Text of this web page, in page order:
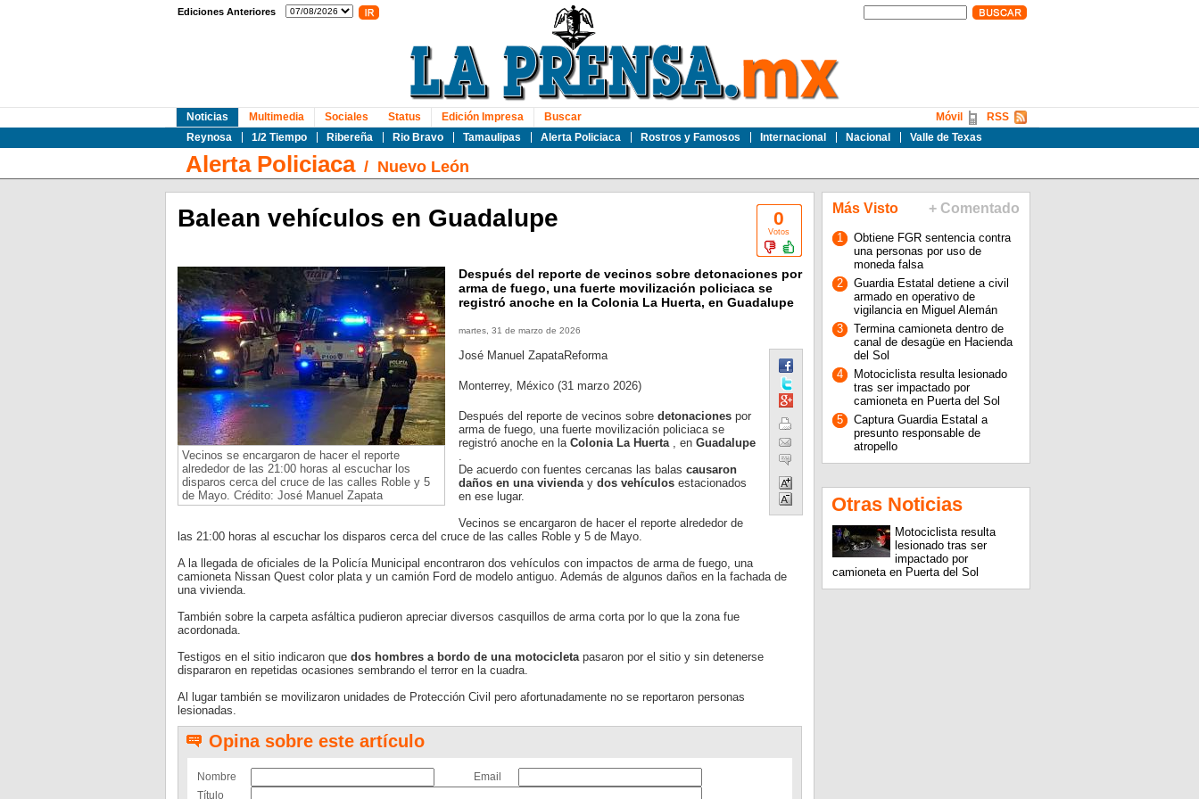
Ediciones Anteriores
Noticias
Reynosa
1/2 Tiempo Ribereña Rio Bravo Tamaulipas Alerta Policiaca Rostros y Famosos Internacional Nacional Valle de Texas
Multimedia Sociales Status Edición Impresa Buscar RSS
Móvil
Alerta Policiaca/ Nuevo León
0
Votos
Balean vehículos en Guadalupe
Vecinos se encargaron de hacer el reporte
alrededor de las 21:00 horas al escuchar los
disparos cerca del cruce de las calles Roble y 5
de Mayo. Crédito: José Manuel Zapata
Después del reporte de vecinos sobre detonaciones por
arma de fuego, una fuerte movilización policiaca se
registró anoche en la Colonia La Huerta, en Guadalupe
martes, 31 de marzo de 2026
José Manuel ZapataReforma
Monterrey, México (31 marzo 2026)
Después del reporte de vecinos sobre detonacionespor
arma de fuego, una fuerte movilización policiaca se
registró anoche en la Colonia La Huerta, en Guadalupe
.
De acuerdo con fuentes cercanas las balas causaron
daños en una vivienday dos vehículosestacionados
en ese lugar.
Vecinos se encargaron de hacer el reporte alrededor de
las 21:00 horas al escuchar los disparos cerca del cruce de las calles Roble y 5 de Mayo.
A la llegada de oficiales de la Policía Municipal encontraron dos vehículos con impactos de arma de fuego, una
camioneta Nissan Quest color plata y un camión Ford de modelo antiguo. Además de algunos daños en la fachada de
una vivienda.
También sobre la carpeta asfáltica pudieron apreciar diversos casquillos de arma corta por lo que la zona fue
acordonada.
Testigos en el sitio indicaron que dos hombres a bordo de una motocicletapasaron por el sitio y sin detenerse
dispararon en repetidas ocasiones sembrando el terror en la cuadra.
Al lugar también se movilizaron unidades de Protección Civil pero afortunadamente no se reportaron personas
lesionadas.
Opina sobre este artículo
Nombre
Email
Título
Más Visto + Comentado
1
Obtiene FGR sentencia contra
una personas por uso de
moneda falsa
2
Guardia Estatal detiene a civil
armado en operativo de
vigilancia en Miguel Alemán
3
Termina camioneta dentro de
canal de desagüe en Hacienda
del Sol
4
Motociclista resulta lesionado
tras ser impactado por
camioneta en Puerta del Sol
5
Captura Guardia Estatal a
presunto responsable de
atropello
Otras Noticias
Motociclista resulta
lesionado tras ser
impactado por
camioneta en Puerta del Sol